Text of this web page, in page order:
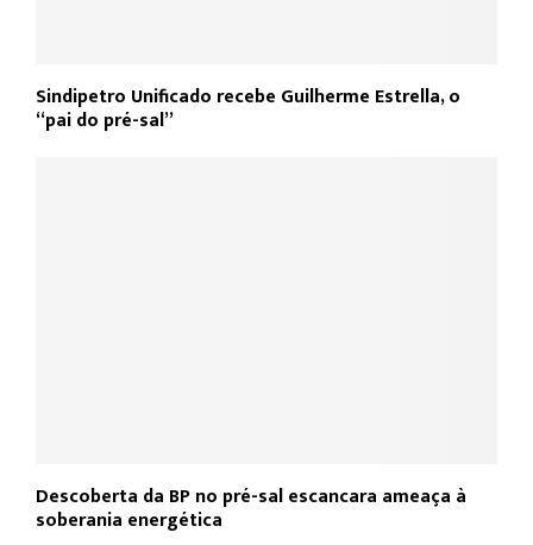
Sindipetro Unificado recebe Guilherme Estrella, o
“pai do pré-sal”
Descoberta da BP no pré-sal escancara ameaça à
soberania energética